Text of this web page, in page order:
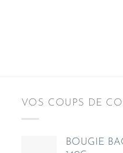
VOS COUPS DE
BOUGIE